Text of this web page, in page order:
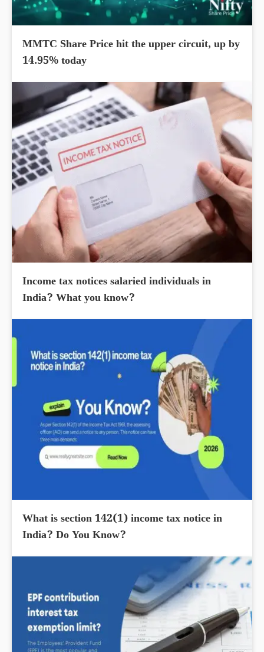
MMTC Share Price hit the upper circuit, up by
14.95% today
Income tax notices salaried individuals in
India? What you know?
What is section 142(1) income tax notice in
India? Do You Know?